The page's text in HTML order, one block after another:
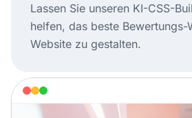
Lassen Sie unseren KI-CSS-
helfen, das beste
Website zu gestalten.